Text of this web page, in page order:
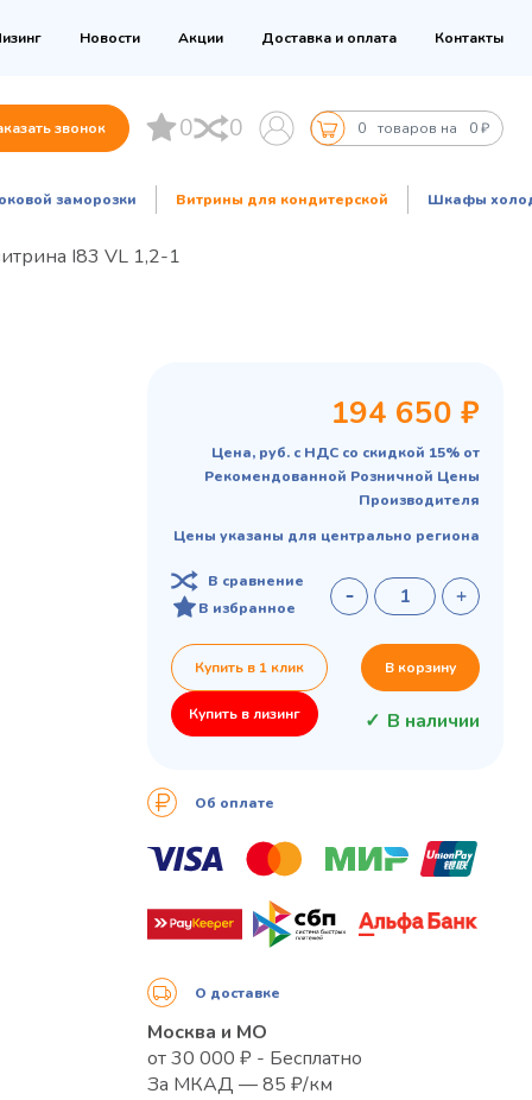
Новости Акции Доставка и оплата Контакты
звонок 0 0 0 товаров на 0 ₽
заморозки Витрины для кондитерской Шкафы
I83 VL 1,2-1
194 650 ₽
Цена, руб. с НДС со скидкой 15% от
Рекомендованной Розничной Цены
Производителя
Цены указаны для центрально региона
В сравнение
В избранное
Купить в 1 клик В корзину
Купить в лизинг В наличии
Об оплате
О доставке
Москва и МО
от 30 000 ₽ - Бесплатно
За МКАД — 85 ₽/км